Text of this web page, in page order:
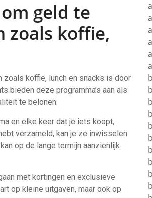
geld te
zoals koffie,
zoals koffie, lunch en snacks is door
bieden deze programma’s aan als
te belonen.
en elke keer dat je iets koopt,
verzameld, kan je ze inwisselen
op de lange termijn aanzienlijk
met kortingen en exclusieve
op kleine uitgaven, maar ook op